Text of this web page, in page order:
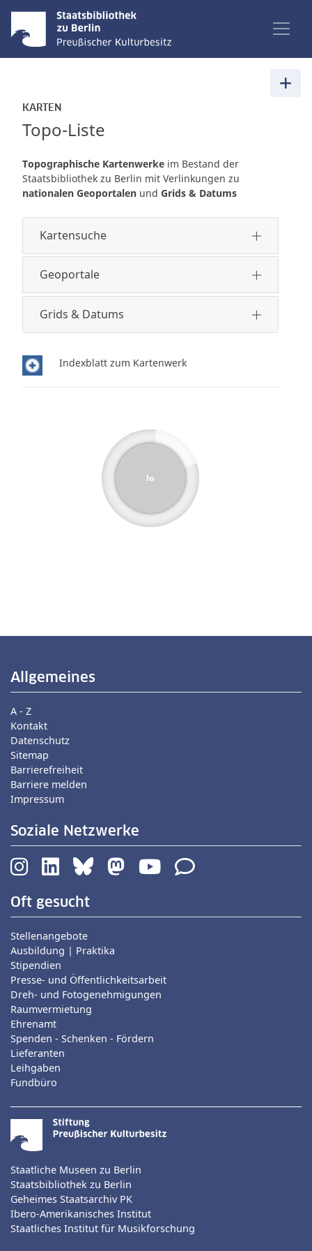
KARTEN
Topo-Liste
Topographische Kartenwerke im Bestand der
Staatsbibliothek zu Berlin mit Verlinkungen zu
nationalen Geoportalen und Grids & Datums
Kartensuche
Geoportale
Grids & Datums
Indexblatt zum Kartenwerk
loading...
Allgemeines
A - Z
Kontakt
Datenschutz
Sitemap
Barrierefreiheit
Barriere melden
Impressum
Soziale Netzwerke
Oft gesucht
Stellenangebote
Ausbildung | Praktika
Stipendien
Presse- und Öffentlichkeitsarbeit
Dreh- und Fotogenehmigungen
Raumvermietung
Ehrenamt
Spenden - Schenken - Fördern
Lieferanten
Leihgaben
Fundbüro
Staatliche Museen zu Berlin
Staatsbibliothek zu Berlin
Geheimes Staatsarchiv PK
Ibero-Amerikanisches Institut
Staatliches Institut für Musikforschung